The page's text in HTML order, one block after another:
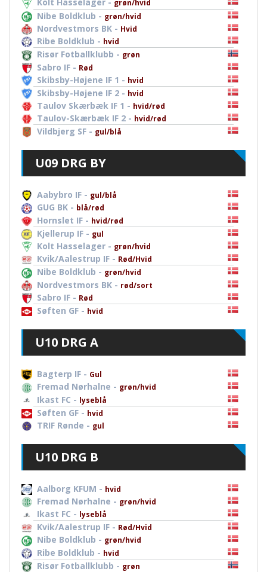
Kolt Hasselager - grøn/hvid
Nibe Boldklub - grøn/hvid
Nordvestmors BK - Hvid
Ribe Boldklub - hvid
Risør Fotballklubb - grøn
Sabro IF - Rød
Skibsby-Højene IF 1 - hvid
Skibsby-Højene IF 2 - hvid
Taulov Skærbæk IF 1 - hvid/rød
Taulov-Skærbæk IF 2 - hvid/rød
Vildbjerg SF - gul/blå
U09 DRG BY
Aabybro IF - gul/blå
GUG BK - blå/rød
Hornslet IF - hvid/rød
Kjellerup IF - gul
Kolt Hasselager - grøn/hvid
Kvik/Aalestrup IF - Rød/Hvid
Nibe Boldklub - grøn/hvid
Nordvestmors BK - rød/sort
Sabro IF - Rød
Søften GF - hvid
U10 DRG A
Bagterp IF - Gul
Fremad Nørhalne - grøn/hvid
Ikast FC - lyseblå
Søften GF - hvid
TRIF Rønde - gul
U10 DRG B
Aalborg KFUM - hvid
Fremad Nørhalne - grøn/hvid
Ikast FC - lyseblå
Kvik/Aalestrup IF - Rød/Hvid
Nibe Boldklub - grøn/hvid
Ribe Boldklub - hvid
Risør Fotballklubb - grøn